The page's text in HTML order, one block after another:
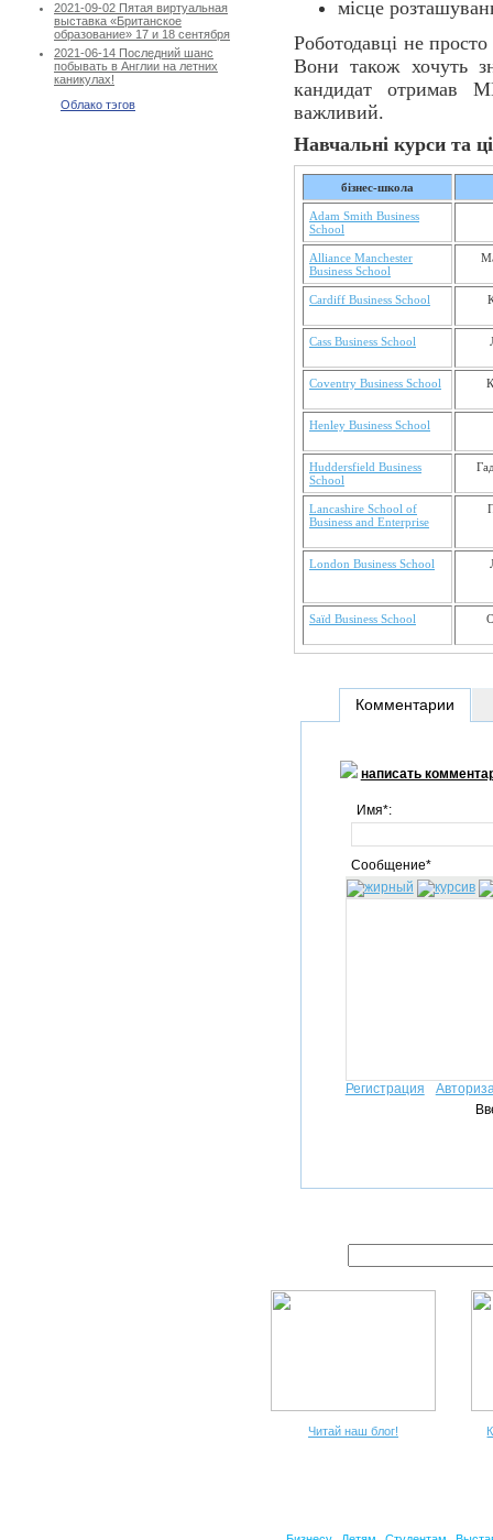
2021-09-02 Пятая виртуальная
выставка «Британское
образование» 17 и 18 сентября
2021-06-14 Последний шанс
побывать в Англии на летних
каникулах!
Облако тэгов
місце
Роботодавці не
Вони також хочуть
кандидат отримав
важливий.
Навчальні курси та
бізнес-школа
Adam Smith Business
School
Alliance Manchester
Business School
Cardiff Business School
Cass Business School
Coventry Business School
Henley Business School
Huddersfield Business
School
Lancashire School of
Business and Enterprise
London Business School
Saïd Business School
Комментарии
написать
Имя*:
Сообщение*
Регистрация
Читай наш блог!